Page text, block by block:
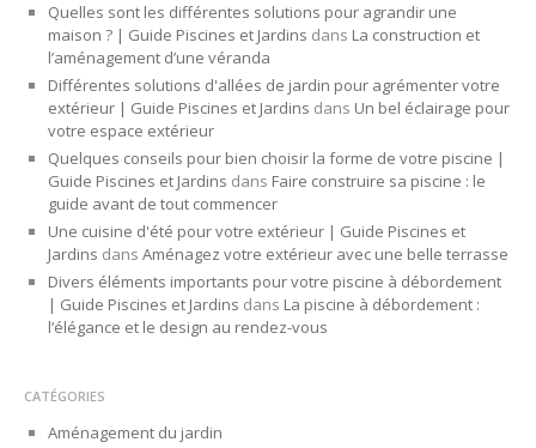
Quelles sont les différentes solutions pour agrandir une
maison ? | Guide Piscines et Jardins dans La construction et
l’aménagement d’une véranda
Différentes solutions d'allées de jardin pour agrémenter votre
extérieur | Guide Piscines et Jardins dans Un bel éclairage pour
votre espace extérieur
Quelques conseils pour bien choisir la forme de votre piscine |
Guide Piscines et Jardins dans Faire construire sa piscine : le
guide avant de tout commencer
Une cuisine d'été pour votre extérieur | Guide Piscines et
Jardins dans Aménagez votre extérieur avec une belle terrasse
Divers éléments importants pour votre piscine à débordement
| Guide Piscines et Jardins dans La piscine à débordement :
l’élégance et le design au rendez-vous
CATÉGORIES
Aménagement du jardin